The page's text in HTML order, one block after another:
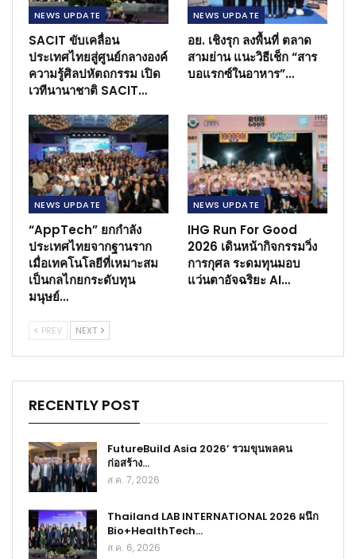
NEWS​ UPDATE
SACIT ขับเคลื่อน
ประเทศไทยสู่ศูนย์กลางองค์
ความรู้ศิลปหัตถกรรม เปิด
เวทีนานาชาติ SACIT…
NEWS​ UPDATE
อย. เชิงรุก ลงพื้นที่ ตลาด
สามย่าน แนะวิธีเช็ก “สาร
บอแรกซ์ในอาหาร”…
NEWS​ UPDATE
“AppTech” ยกกำลัง
ประเทศไทยจากฐานราก
เมื่อเทคโนโลยีที่เหมาะสม
เป็นกลไกยกระดับทุน
มนุษย์…
NEWS​ UPDATE
IHG Run For Good
2026 เดินหน้ากิจกรรมวิ่ง
การกุศล ระดมทุนมอบ
แว่นตาอัจฉริยะ AI…
PREV NEXT
RECENTLY POST
FutureBuild Asia 2026’ รวมขุนพลคน
ก่อสร้าง…
ส.ค. 7, 2026
Thailand LAB INTERNATIONAL 2026 ผนึก
Bio+HealthTech…
ส.ค. 6, 2026